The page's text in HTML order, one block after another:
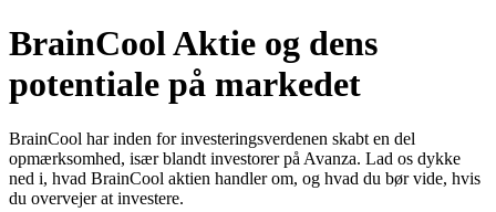
BrainCool Aktie og dens
potentiale på markedet
BrainCool har inden for investeringsverdenen skabt en del
opmærksomhed, især blandt investorer på Avanza. Lad os dykke
ned i, hvad BrainCool aktien handler om, og hvad du bør vide, hvis
du overvejer at investere.